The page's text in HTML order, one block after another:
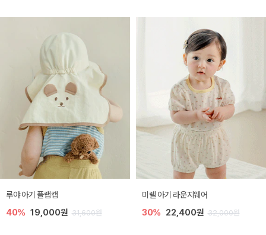
루야 아기 플랩캡
40% 19,000원 31,600원
미렐 아기 라운지웨어
30% 22,400원 32,000원